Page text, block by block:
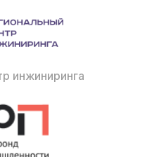
инжиниринга